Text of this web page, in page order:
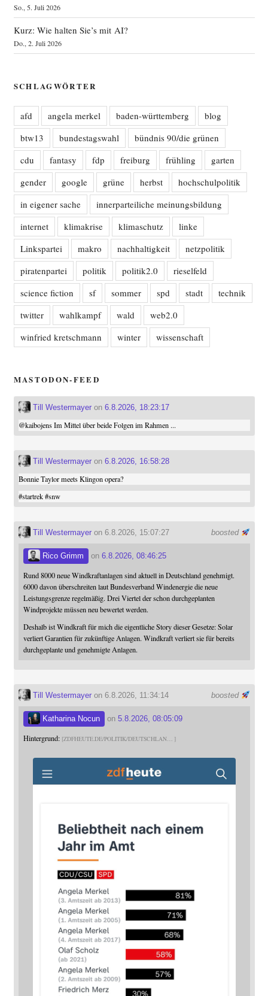
So., 5. Juli 2026
Kurz: Wie halten Sie’s mit AI?
Do., 2. Juli 2026
SCHLAGWÖRTER
afd angela merkel baden-württemberg
blog
btw13
bundestagswahl
bündnis 90/die grünen
cdu
fantasy fdp freiburg frühling
garten
gender
google grüne herbst
hochschulpolitik
in eigener sache
innerparteiliche meinungsbildung
internet
klimakrise klimaschutz
linke
Linkspartei
makro nachhaltigkeit
netzpolitik
piratenpartei
politik politik2.0
rieselfeld
science fiction
sf sommer spd stadt
technik
twitter
wahlkampf wald
web2.0
winfried kretschmann
winter wissenschaft
MASTODON-FEED
Till Westermayeron 6.8.2026, 18:23:17
@kaibojensIm Mittel über beide Folgen im Rahmen ...
Till Westermayeron 6.8.2026, 16:58:28
Bonnie Taylor meets Klingon opera?
#startrek #snw
boosted
Till Westermayeron 6.8.2026, 15:07:27
Rico Grimm on 6.8.2026, 08:46:25
Rund 8000 neue Windkraftanlagen sind aktuell in Deutschland genehmigt.
6000 davon überschreiten laut Bundesverband Windenergie die neue
Leistungsgrenze regelmäßig. Drei Viertel der schon durchgeplanten
Windprojekte müssen neu bewertet werden.
Deshalb ist Windkraft für mich die eigentliche Story dieser Gesetze: Solar
verliert Garantien für zukünftige Anlagen. Windkraft verliert sie für bereits
durchgeplante und genehmigte Anlagen.
boosted
Till Westermayeron 6.8.2026, 11:34:14
Katharina Nocun on 5.8.2026, 08:05:09
Hintergrund: ZDFHEUTE.DE/POLITIK/DEUTSCHLAN